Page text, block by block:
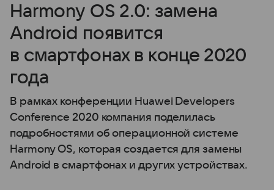
Harmony OS 2.0: замена
Android появится
в смартфонах в конце 2020
года
В рамках конференции Huawei Developers
Conference 2020 компания поделилась
подробностями об операционной системе
Harmony OS, которая создается для замены
Android в смартфонах и других устройствах.